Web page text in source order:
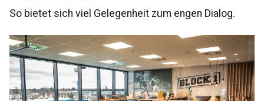
So bietet sich viel Gelegenheit zum engen Dialog.